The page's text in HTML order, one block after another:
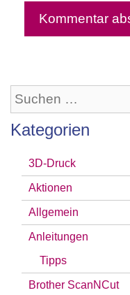
Suchen
Kategorien
3D-Druck
Aktionen
Allgemein
Anleitungen
Tipps
Brother ScanNCut